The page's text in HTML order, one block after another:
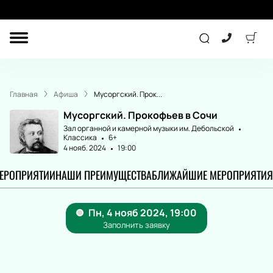
СПОРТ
Главная Афиша Мусоргский. Прок...
Мусоргский. Прокофьев в Сочи
Зал органной и камерной музыки им. Дебольской
Классика
6+
4 нояб. 2024
19:00
НАШИ ПРЕИМУЩЕСТВАБЛИЖАЙШИЕ МЕРОПРИЯТИЯ